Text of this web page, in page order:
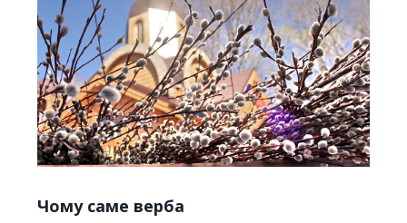
Чому саме верба